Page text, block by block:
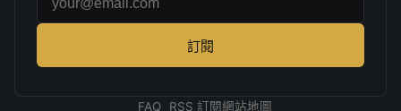
訂閱
FAQ RSS 訂閱網站地圖